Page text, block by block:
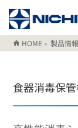
HOME » 製品情報
食器消毒保